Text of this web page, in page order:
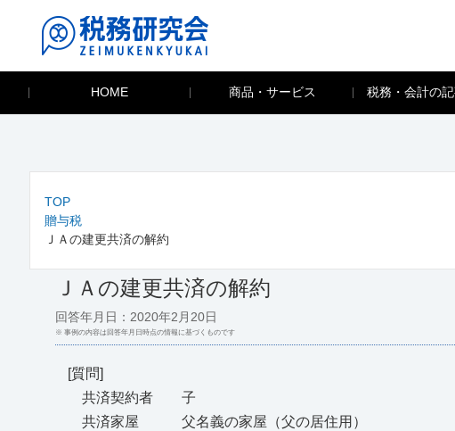
HOME 商品・サービス 税務・会計の
TOP
贈与税
ＪＡの建更共済の解約
ＪＡの建更共済の解約
回答年月日：2020年2月20日
※ 事例の内容は回答年月日時点の情報に基づくものです
[質問]
共済契約者 子
共済家屋 父名義の家屋（父の居住用）